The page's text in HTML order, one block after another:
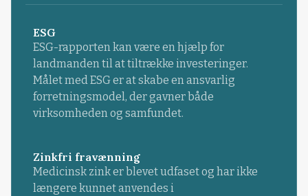
ESG
ESG-rapporten kan være en hjælp for
landmanden til at tiltrække investeringer.
Målet med ESG er at skabe en ansvarlig
forretningsmodel, der gavner både
virksomheden og samfundet.
Zinkfri fravænning
Medicinsk zink er blevet udfaset og har ikke
længere kunnet anvendes i